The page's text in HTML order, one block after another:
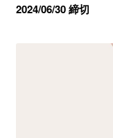
助成金コラム
2024/06/30 締切